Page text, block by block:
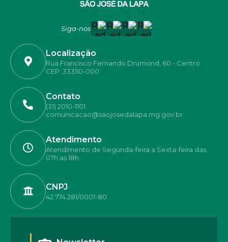
Siga-nos
Localização
Rua Francisco Fernando Drumond, 60 - Centro
CEP: 33350-000
Contato
(31) 2010-1101
comunicacao@saojosedalapa.mg.gov.br
Atendimento
Atendimento de Segunda-feira a Sexta-feira das
07h as 18h
CNPJ
42.774.281/0001-80